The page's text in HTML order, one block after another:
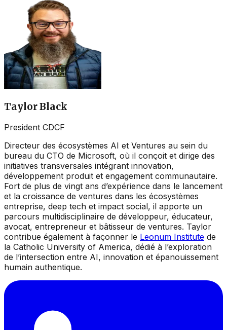
Taylor Black
President CDCF
Directeur des écosystèmes AI et Ventures au sein du
bureau du CTO de Microsoft, où il conçoit et dirige des
initiatives transversales intégrant innovation,
développement produit et engagement communautaire.
Fort de plus de vingt ans d’expérience dans le lancement
et la croissance de ventures dans les écosystèmes
entreprise, deep tech et impact social, il apporte un
parcours multidisciplinaire de développeur, éducateur,
avocat, entrepreneur et bâtisseur de ventures. Taylor
contribue également à façonner le Leonum Institute de
la Catholic University of America, dédié à l’exploration
de l’intersection entre AI, innovation et épanouissement
humain authentique.